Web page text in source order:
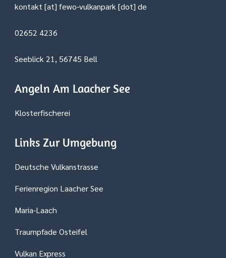
kontakt [at] fewo-vulkanpark [dot] de
02652 4236
Seeblick 21, 56745 Bell
Angeln Am Laacher See
Klosterfischerei
Links Zur Umgebung
Deutsche Vulkanstrasse
Ferienregion Laacher See
Maria-Laach
Traumpfade Osteifel
Vulkan Express